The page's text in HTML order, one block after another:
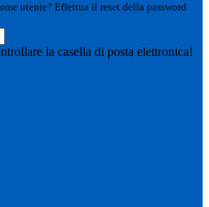
utente? Effettua il reset della password
la casella di posta elettronica!